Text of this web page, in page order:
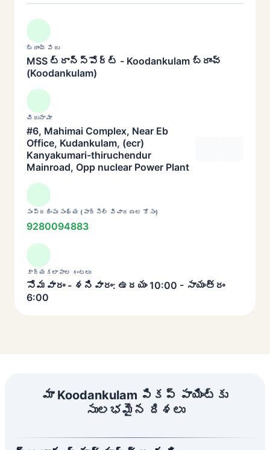
బ్రాంచ్ పేరు
MSS ట్రాన్స్‌పోర్ట్ - Koodankulam బ్రాంచ్
(Koodankulam)
చిరునామా
#6, Mahimai Complex, Near Eb
Office, Kudankulam, (ecr)
Kanyakumari-thiruchendur
Mainroad, Opp nuclear Power Plant
సంప్రదింపు సంఖ్య (పార్సెల్ విచారణల కోసం)
9280094883
కార్యకలాపాల గంటలు
సోమవారం - శనివారం: ఉదయం 10:00 - సాయంత్రం
6:00
మా Koodankulam పికప్ పాయింట్‌కు
సులభమైన దిశలు